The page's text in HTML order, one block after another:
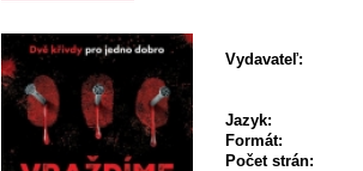
Vydavateľ:
Jazyk:
Formát:
Počet strán: